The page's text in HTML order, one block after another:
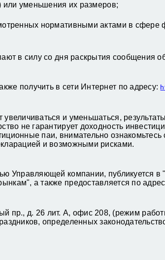
или уменьшения их размеров;
нормативными актами в сфере
в силу со дня раскрытия сообщения
получить в сети Интернет по адресу:
и уменьшаться,
не гарантирует доходность
паи, внимательно ознакомьтесь
и возможными рисками.
Управляющей компании, публикуется в
а также предоставляется по
пр., д. 26 лит. А, офис 208, (режим
определенных